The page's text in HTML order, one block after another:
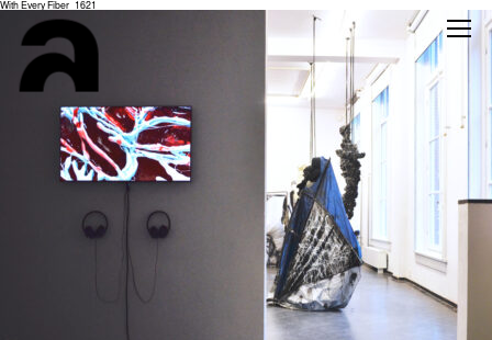
With Every Fiber_1621